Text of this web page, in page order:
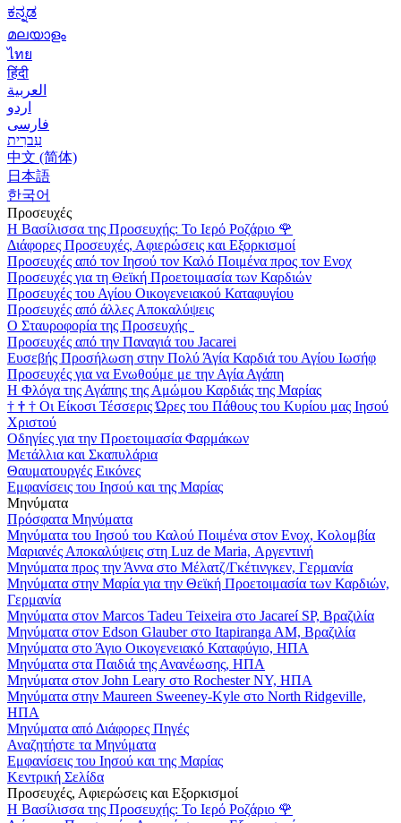
ಕನ್ನಡ
മലയാളം
ไทย
हिंदी
العربية
اردو
فارسی
עִברִית
中文 (简体)
日本語
한국어
Προσευχές
Η Βασίλισσα της Προσευχής: Το Ιερό Ροζάριο 🌹
Διάφορες Προσευχές, Αφιερώσεις και Εξορκισμοί
Προσευχές από τον Ιησού τον Καλό Ποιμένα προς τον Ενοχ
Προσευχές για τη Θεϊκή Προετοιμασία των Καρδιών
Προσευχές του Αγίου Οικογενειακού Καταφυγίου
Προσευχές από άλλες Αποκαλύψεις
Ο Σταυροφορία της Προσευχής
Προσευχές από την Παναγιά του Jacarei
Ευσεβής Προσήλωση στην Πολύ Άγία Καρδιά του Αγίου Ιωσήφ
Προσευχές για να Ενωθούμε με την Αγία Αγάπη
Η Φλόγα της Αγάπης της Αμώμου Καρδιάς της Μαρίας
† † † Οι Είκοσι Τέσσερις Ώρες του Πάθους του Κυρίου μας Ιησού
Χριστού
Οδηγίες για την Προετοιμασία Φαρμάκων
Μετάλλια και Σκαπυλάρια
Θαυματουργές Εικόνες
Εμφανίσεις του Ιησού και της Μαρίας
Μηνύματα
Πρόσφατα Μηνύματα
Μηνύματα του Ιησού του Καλού Ποιμένα στον Ενοχ, Κολομβία
Μαριανές Αποκαλύψεις στη Luz de Maria, Αργεντινή
Μηνύματα προς την Άννα στο Μέλατζ/Γκέτινγκεν, Γερμανία
Μηνύματα στην Μαρία για την Θεϊκή Προετοιμασία των Καρδιών,
Γερμανία
Μηνύματα στον Marcos Tadeu Teixeira στο Jacareí SP, Βραζιλία
Μηνύματα στον Edson Glauber στο Itapiranga AM, Βραζιλία
Μηνύματα στο Άγιο Οικογενειακό Καταφύγιο, ΗΠΑ
Μηνύματα στα Παιδιά της Ανανέωσης, ΗΠΑ
Μηνύματα στον John Leary στο Rochester NY, ΗΠΑ
Μηνύματα στην Maureen Sweeney-Kyle στο North Ridgeville,
ΗΠΑ
Μηνύματα από Διάφορες Πηγές
Αναζητήστε τα Μηνύματα
Εμφανίσεις του Ιησού και της Μαρίας
Κεντρική Σελίδα
Προσευχές, Αφιερώσεις και Εξορκισμοί
Η Βασίλισσα της Προσευχής: Το Ιερό Ροζάριο 🌹